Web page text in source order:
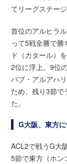
てリーグステー
首位のアルヒラ
って5戦全勝で
ド（カタール）
2位に浮上。9位
バブ・アルアハ
ため、残り3節で
た。
G大阪、東方
ACL2で戦うG大
5節で東方（ホ